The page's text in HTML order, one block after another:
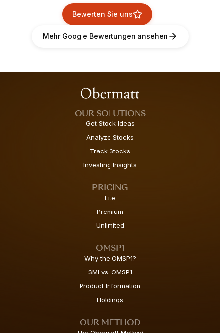
Bewerten Sie uns
Mehr Google Bewertungen ansehen
OUR SOLUTIONS
Get Stock Ideas
Analyze Stocks
Track Stocks
Investing Insights
PRICING
Lite
Premium
Unlimited
OMSP1
Why the OMSP1?
SMI vs. OMSP1
Product Information
Holdings
OUR METHOD